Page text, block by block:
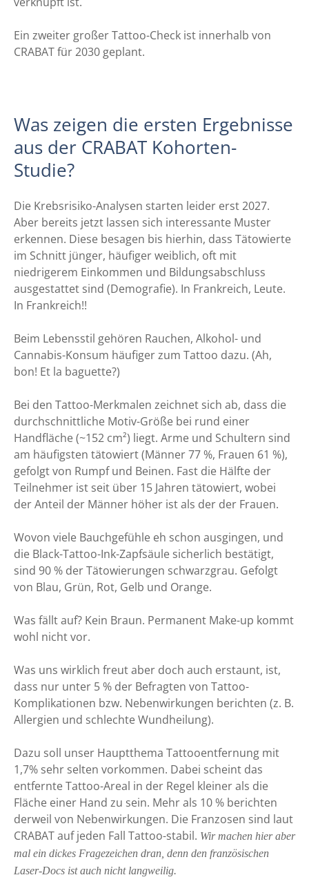
Ein zweiter großer Tattoo-Check ist innerhalb von
CRABAT für 2030 geplant.
Was zeigen die ersten Ergebnisse
aus der CRABAT Kohorten-
Studie?
Die Krebsrisiko-Analysen starten leider erst 2027.
Aber bereits jetzt lassen sich interessante Muster
erkennen. Diese besagen bis hierhin, dass Tätowierte
im Schnitt jünger, häufiger weiblich, oft mit
niedrigerem Einkommen und Bildungsabschluss
ausgestattet sind (Demografie). In Frankreich, Leute.
In Frankreich!!
Beim Lebensstil gehören Rauchen, Alkohol- und
Cannabis-Konsum häufiger zum Tattoo dazu. (Ah,
bon! Et la baguette?)
Bei den Tattoo-Merkmalen zeichnet sich ab, dass die
durchschnittliche Motiv-Größe bei rund einer
Handfläche (~152 cm²) liegt. Arme und Schultern sind
am häufigsten tätowiert (Männer 77 %, Frauen 61 %),
gefolgt von Rumpf und Beinen. Fast die Hälfte der
Teilnehmer ist seit über 15 Jahren tätowiert, wobei
der Anteil der Männer höher ist als der der Frauen.
Wovon viele Bauchgefühle eh schon ausgingen, und
die Black-Tattoo-Ink-Zapfsäule sicherlich bestätigt,
sind 90 % der Tätowierungen schwarzgrau. Gefolgt
von Blau, Grün, Rot, Gelb und Orange.
Was fällt auf? Kein Braun. Permanent Make-up kommt
wohl nicht vor.
Was uns wirklich freut aber doch auch erstaunt, ist,
dass nur unter 5 % der Befragten von Tattoo-
Komplikationen bzw. Nebenwirkungen berichten (z. B.
Allergien und schlechte Wundheilung).
Dazu soll unser Hauptthema Tattooentfernung mit
1,7% sehr selten vorkommen. Dabei scheint das
entfernte Tattoo-Areal in der Regel kleiner als die
Fläche einer Hand zu sein. Mehr als 10 % berichten
derweil von Nebenwirkungen. Die Franzosen sind laut
CRABAT auf jeden Fall Tattoo-stabil. Wir machen hier aber
mal ein dickes Fragezeichen dran, denn den französischen
Laser-Docs ist auch nicht langweilig.